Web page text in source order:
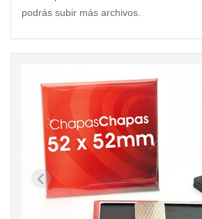
podrás subir más archivos.